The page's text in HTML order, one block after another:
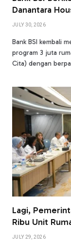
Danantara
JULY 30, 2026
Bank BSI kembali
program 3 juta
Cita) dengan
Lagi,
Ribu Unit
JULY 29, 2026